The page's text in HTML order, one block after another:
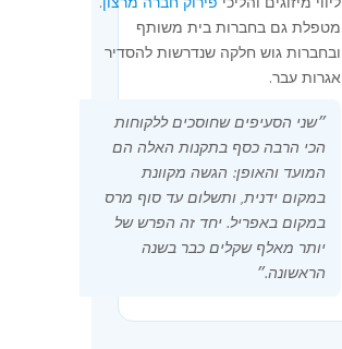
מטפלת גם בחברות בית משותף
ובחברות גוש חלקה שנדרשות להסדיר
אגרות עבר.
״שני הסעיפים שחוסכים ללקוחות
הכי הרבה כסף בתקנות האלה הם
המועד והאופן: הגשה מקוונת
במקום ידנית, ותשלום עד סוף מרס
במקום באפריל. יחד זה הפרש של
יותר מאלף שקלים כבר בשנה
הראשונה.״